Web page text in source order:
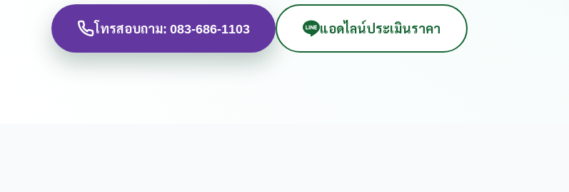
โทรสอบถาม: 083-686-1103 แอดไลน์ประเมินราคา